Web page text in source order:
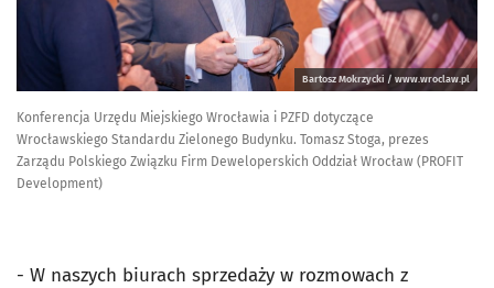
Bartosz Mokrzycki / www.wroclaw.pl
Konferencja Urzędu Miejskiego Wrocławia i PZFD dotyczące
Wrocławskiego Standardu Zielonego Budynku. Tomasz Stoga, prezes
Zarządu Polskiego Związku Firm Deweloperskich Oddział Wrocław (PROFIT
Development)
- W naszych biurach sprzedaży w rozmowach z